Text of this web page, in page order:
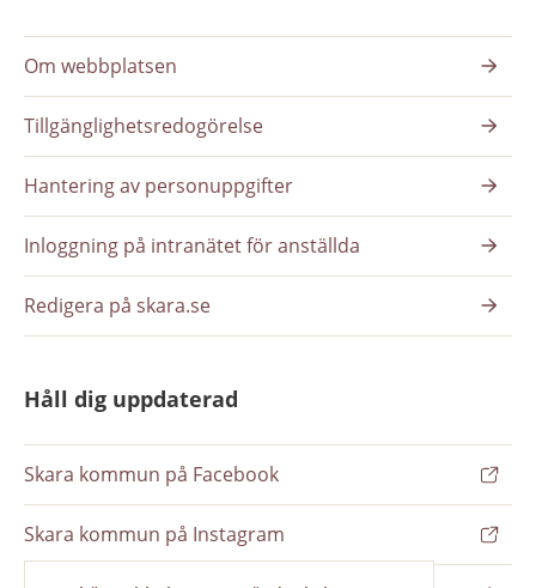
Om webbplatsen
Tillgänglighetsredogörelse
Hantering av personuppgifter
Inloggning på intranätet för anställda
Redigera på skara.se
Håll dig uppdaterad
Skara kommun på Facebook
Skara kommun på Instagram